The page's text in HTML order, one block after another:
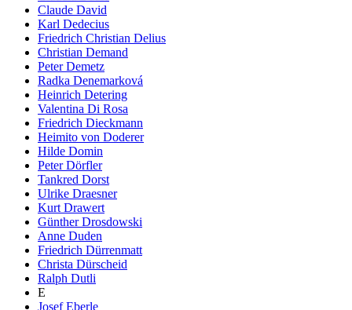
Claude David
Karl Dedecius
Friedrich Christian Delius
Christian Demand
Peter Demetz
Radka Denemarková
Heinrich Detering
Valentina Di Rosa
Friedrich Dieckmann
Heimito von Doderer
Hilde Domin
Peter Dörfler
Tankred Dorst
Ulrike Draesner
Kurt Drawert
Günther Drosdowski
Anne Duden
Friedrich Dürrenmatt
Christa Dürscheid
Ralph Dutli
E
Josef Eberle